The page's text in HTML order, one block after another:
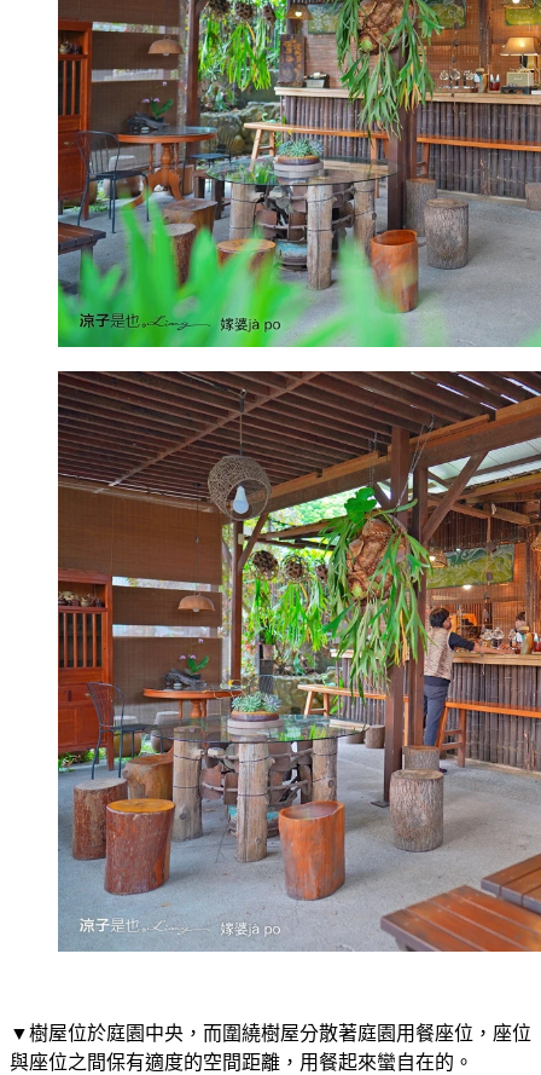
▼樹屋位於庭園中央，而圍繞樹屋分散著庭園用餐座位，座位
與座位之間保有適度的空間距離，用餐起來蠻自在的。